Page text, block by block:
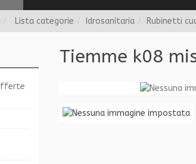
Lista categorie Idrosanitaria Rubinetti
Tiemme k08